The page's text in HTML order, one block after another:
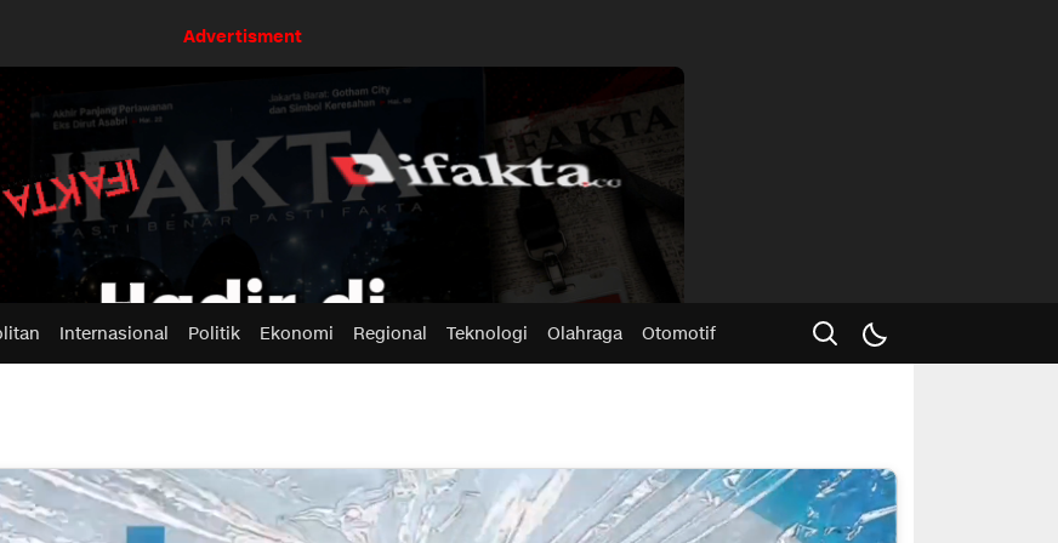
Advertisment
Internasional Politik Ekonomi Regional Teknologi Olahraga Otomotif